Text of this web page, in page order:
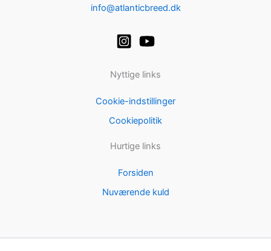
info@atlanticbreed.dk
Nyttige links
Cookie-indstillinger
Cookiepolitik
Hurtige links
Forsiden
Nuværende kuld